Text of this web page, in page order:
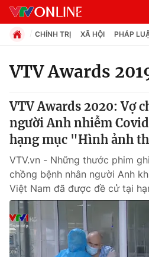
Chuyên mục
Chính trị
Pháp luật
Y tế
CHÍNH TRỊ XÃ HỘI PHÁP
VTV Awards
VTV Awards 2020: Vợ
người Anh nhiễm
hạng mục "Hình ảnh
VTV.vn - Những thước phim
chồng bệnh nhân người Anh
Việt Nam đã được đề cử tại